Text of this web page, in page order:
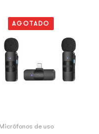
AGOTADO
Micrófonos de uso